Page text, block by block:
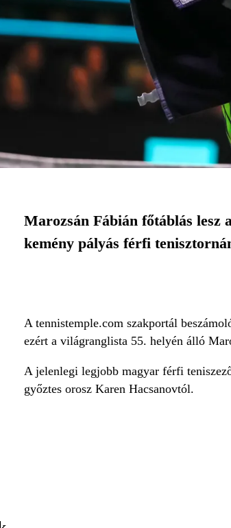
Marozsán Fábián főtáblás
kemény pályás férfi
A tennistemple.com szakportál
ezért a világranglista 55. helyén álló
A jelenlegi legjobb magyar férfi
győztes orosz Karen Hacsanovtól.